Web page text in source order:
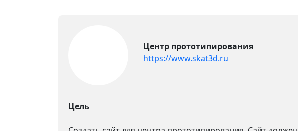
Центр прототипирования
https://www.skat3d.ru
Цель